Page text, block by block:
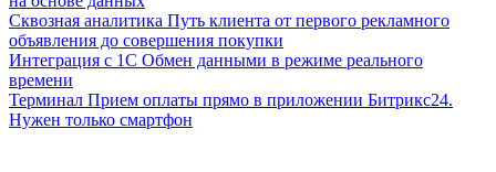
Сквозная аналитика Путь клиента от первого рекламного
объявления до совершения покупки
Интеграция с 1С Обмен данными в режиме реального
времени
Терминал Прием оплаты прямо в приложении Битрикс24.
Нужен только смартфон